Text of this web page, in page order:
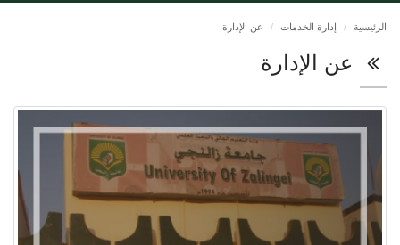
الرئيسية إدارة الخدمات عن الإدارة
عن الإدارة